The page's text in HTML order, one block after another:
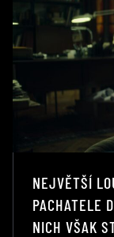
NEJVĚTŠÍ
PACHATELE
NICH VŠAK